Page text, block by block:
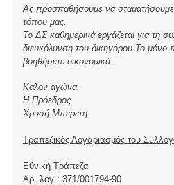
Ας προσπαθήσουμε να σταματήσουμε
τόπου μας.
Το ΔΣ καθημερινά εργάζεται για τη
διευκόλυνση του δικηγόρου.Το μόνο
βοηθήσετε οικονομικά.
Καλον αγώνα.
Η Πρόεδρος
Χρυσή Μπερετη
Τραπεζικός Λογαριασμός του
Εθνική Τράπεζα
Αρ. λογ.: 371/001794-90